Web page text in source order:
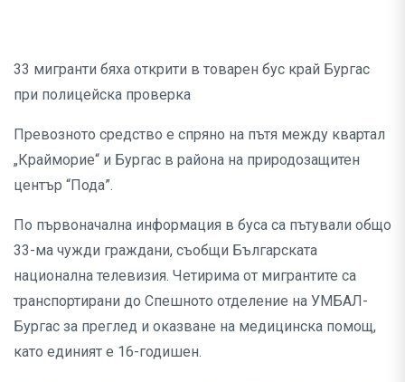
33 мигранти бяха открити в товарен бус край Бургас
при полицейска проверка
Превозното средство е спряно на пътя между квартал
„Крайморие“ и Бургас в района на природозащитен
център “Пода”.
По първоначална информация в буса са пътували общо
33-ма чужди граждани, съобщи Българската
национална телевизия. Четирима от мигрантите са
транспортирани до Спешното отделение на УМБАЛ-
Бургас за преглед и оказване на медицинска помощ,
като единият е 16-годишен.